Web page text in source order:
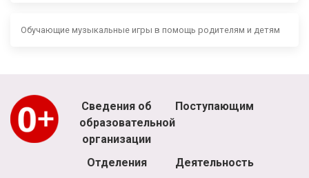
Обучающие музыкальные игры в помощь родителям и детям
Сведения об
образовательной
организации
Поступающим
Отделения Деятельность